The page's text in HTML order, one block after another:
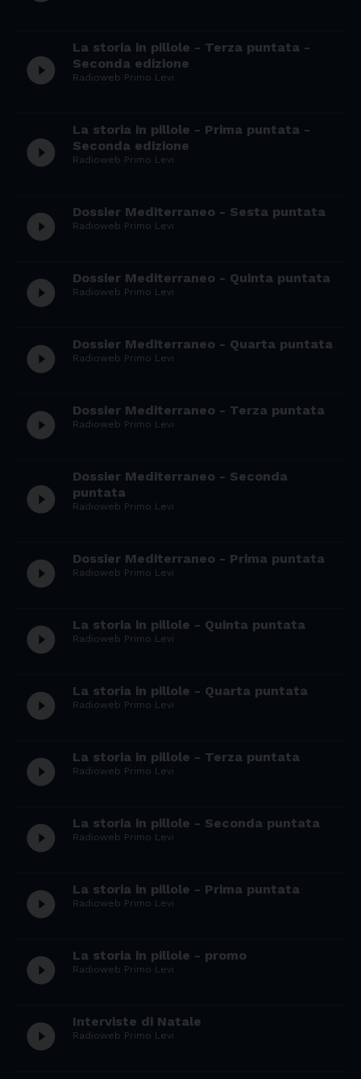
play_circle_filled
La storia in pillole - Terza puntata -
Seconda edizione
Radioweb Primo Levi
play_circle_filled
La storia in pillole - Prima puntata -
Seconda edizione
Radioweb Primo Levi
play_circle_filled Dossier Mediterraneo - Sesta puntata
Radioweb Primo Levi
play_circle_filled Dossier Mediterraneo - Quinta puntata
Radioweb Primo Levi
play_circle_filled Dossier Mediterraneo - Quarta puntata
Radioweb Primo Levi
play_circle_filled Dossier Mediterraneo - Terza puntata
Radioweb Primo Levi
play_circle_filled
Dossier Mediterraneo - Seconda
puntata
Radioweb Primo Levi
play_circle_filled Dossier Mediterraneo - Prima puntata
Radioweb Primo Levi
play_circle_filled La storia in pillole - Quinta puntata
Radioweb Primo Levi
play_circle_filled La storia in pillole - Quarta puntata
Radioweb Primo Levi
play_circle_filled La storia in pillole - Terza puntata
Radioweb Primo Levi
play_circle_filled La storia in pillole - Seconda puntata
Radioweb Primo Levi
play_circle_filled La storia in pillole - Prima puntata
Radioweb Primo Levi
play_circle_filled La storia in pillole - promo
Radioweb Primo Levi
play_circle_filled Interviste di Natale
Radioweb Primo Levi